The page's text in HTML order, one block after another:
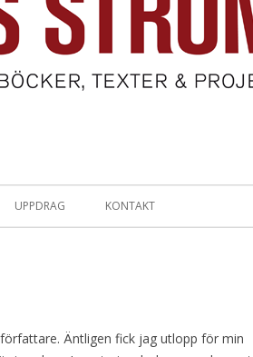
Hoppa till innehåll
UPPDRAG KONTAKT
Äntligen fick jag utlopp för min